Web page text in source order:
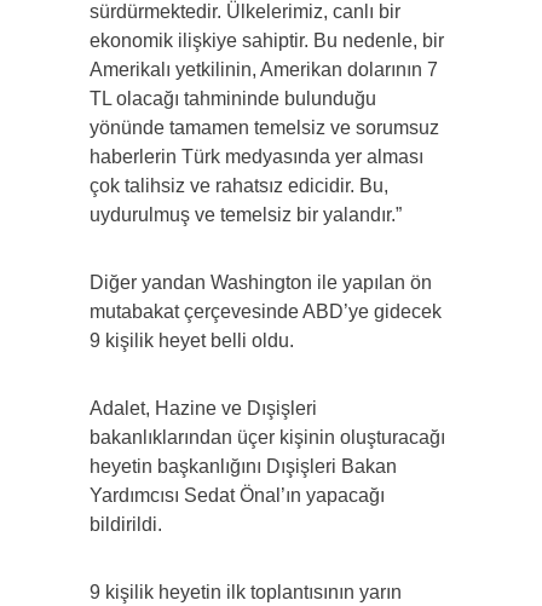
sürdürmektedir. Ülkelerimiz, canlı bir
ekonomik ilişkiye sahiptir. Bu nedenle, bir
Amerikalı yetkilinin, Amerikan dolarının 7
TL olacağı tahmininde bulunduğu
yönünde tamamen temelsiz ve sorumsuz
haberlerin Türk medyasında yer alması
çok talihsiz ve rahatsız edicidir. Bu,
uydurulmuş ve temelsiz bir yalandır.”
Diğer yandan Washington ile yapılan ön
mutabakat çerçevesinde ABD’ye gidecek
9 kişilik heyet belli oldu.
Adalet, Hazine ve Dışişleri
bakanlıklarından üçer kişinin oluşturacağı
heyetin başkanlığını Dışişleri Bakan
Yardımcısı Sedat Önal’ın yapacağı
bildirildi.
9 kişilik heyetin ilk toplantısının yarın